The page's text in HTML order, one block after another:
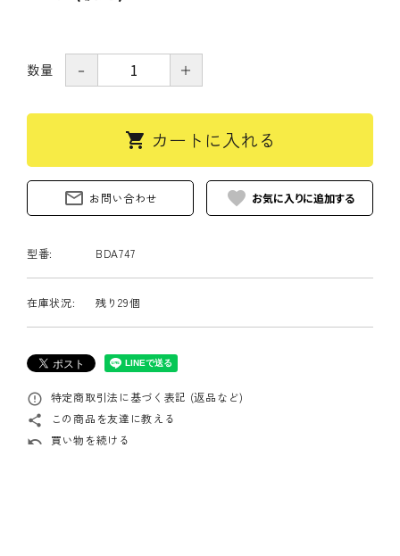
数量 － ＋
shopping_cart カートに入れる
mail_outline お問い合わせ favorite
型番: BDA747
在庫状況: 残り29個
error_outline 特定商取引法に基づく表記 (返品など)
share この商品を友達に教える
undo 買い物を続ける